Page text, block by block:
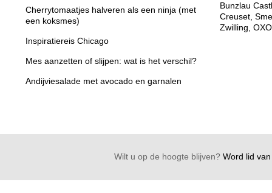
Cherrytomaatjes halveren als een ninja (met
een koksmes)
Inspiratiereis Chicago
Mes aanzetten of slijpen: wat is het verschil?
Andijviesalade met avocado en garnalen
Bunzlau
Creuset,
Zwilling,
Wilt u op de hoogte blijven?Word lid van